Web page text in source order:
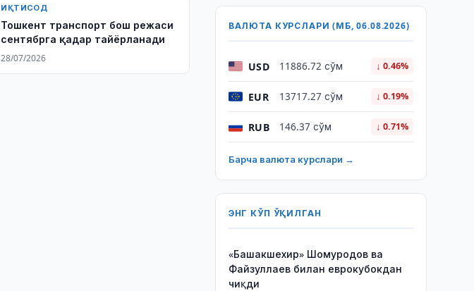
ИҚТИСОД
Тошкент транспорт бош режаси
сентябрга қадар тайёрланади
28/07/2026
ВАЛЮТА КУРСЛАРИ (МБ, 06.08.2026)
USD 11886.72 сўм ↓ 0.46%
EUR 13717.27 сўм ↓ 0.19%
RUB 146.37 сўм ↓ 0.71%
Барча валюта курслари →
ЭНГ КЎП ЎҚИЛГАН
«Башакшехир» Шомуродов ва
Файзуллаев билан еврокубокдан
чиқди